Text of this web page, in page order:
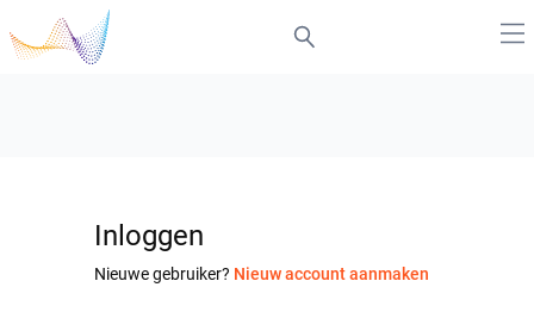
Inloggen
Nieuwe gebruiker? Nieuw account aanmaken